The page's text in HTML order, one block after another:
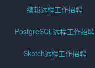
编辑远程工作招聘
PostgreSQL远程工作招聘
Sketch远程工作招聘